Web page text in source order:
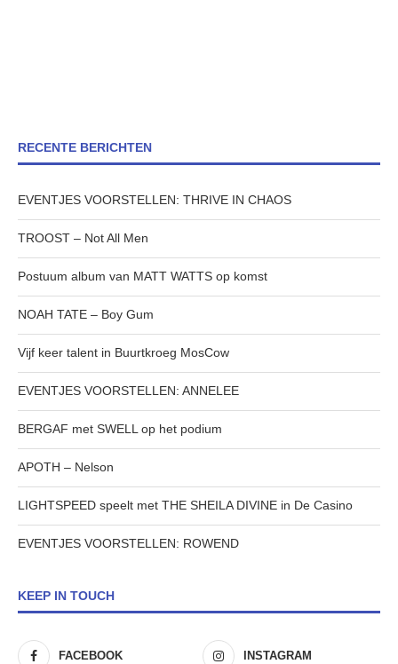
RECENTE BERICHTEN
EVENTJES VOORSTELLEN: THRIVE IN CHAOS
TROOST – Not All Men
Postuum album van MATT WATTS op komst
NOAH TATE – Boy Gum
Vijf keer talent in Buurtkroeg MosCow
EVENTJES VOORSTELLEN: ANNELEE
BERGAF met SWELL op het podium
APOTH – Nelson
LIGHTSPEED speelt met THE SHEILA DIVINE in De Casino
EVENTJES VOORSTELLEN: ROWEND
KEEP IN TOUCH
FACEBOOK INSTAGRAM